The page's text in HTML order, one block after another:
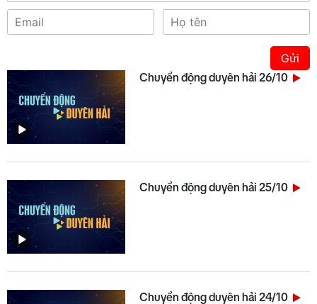
Gửi
Chuyển động duyên hải 26/10
Chuyển động duyên hải 25/10
Chuyển động duyên hải 24/10